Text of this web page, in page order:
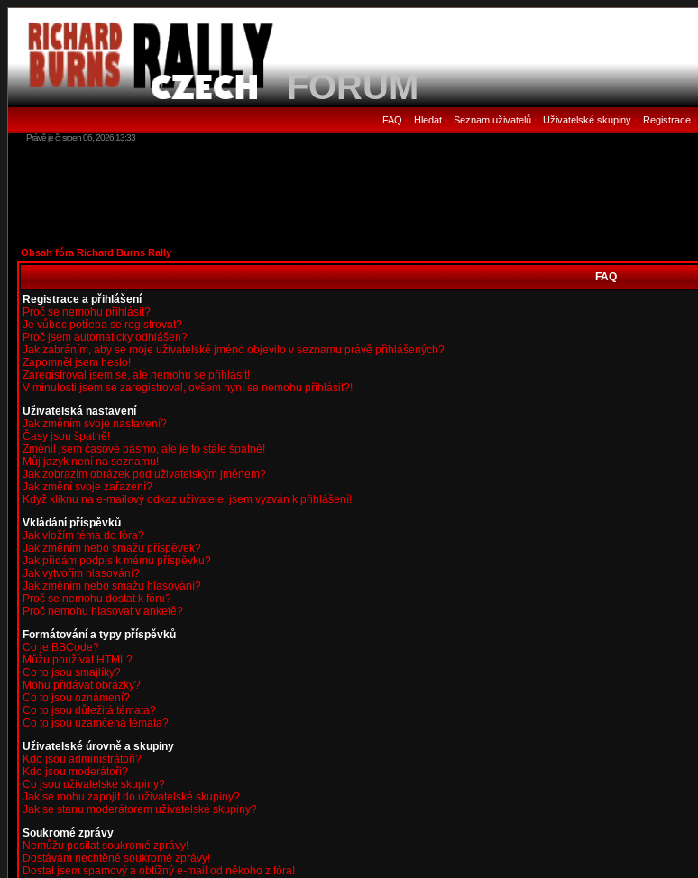
FORUM
FAQ • Hledat• Seznam uživatelů• Uživatelské skupiny• Registrace•
Právě je čt srpen 06, 2026 13:33
Obsah fóra Richard Burns Rally
FAQ
Registrace a přihlášení
Proč se nemohu přihlásit?
Je vůbec potřeba se registrovat?
Proč jsem automaticky odhlášen?
Jak zabráním, aby se moje uživatelské jméno objevilo v seznamu právě přihlášených?
Zapomněl jsem heslo!
Zaregistroval jsem se, ale nemohu se přihlásit!
V minulosti jsem se zaregistroval, ovšem nyní se nemohu přihlásit?!
Uživatelská nastavení
Jak změním svoje nastavení?
Časy jsou špatně!
Změnil jsem časové pásmo, ale je to stále špatně!
Můj jazyk není na seznamu!
Jak zobrazím obrázek pod uživatelským jménem?
Jak změní svoje zařazení?
Když kliknu na e-mailový odkaz uživatele, jsem vyzván k přihlášení!
Vkládání příspěvků
Jak vložím téma do fóra?
Jak změním nebo smažu příspěvek?
Jak přidám podpis k mému příspěvku?
Jak vytvořím hlasování?
Jak změním nebo smažu hlasování?
Proč se nemohu dostat k fóru?
Proč nemohu hlasovat v anketě?
Formátování a typy příspěvků
Co je BBCode?
Můžu používat HTML?
Co to jsou smajlíky?
Mohu přidávat obrázky?
Co to jsou oznámení?
Co to jsou důležitá témata?
Co to jsou uzamčená témata?
Uživatelské úrovně a skupiny
Kdo jsou administrátoři?
Kdo jsou moderátoři?
Co jsou uživatelské skupiny?
Jak se mohu zapojit do uživatelské skupiny?
Jak se stanu moderátorem uživatelské skupiny?
Soukromé zprávy
Nemůžu posílat soukromé zprávy!
Dostávám nechtěné soukromé zprávy!
Dostal jsem spamový a obtížný e-mail od někoho z fóra!